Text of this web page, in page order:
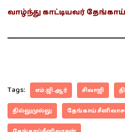
வாழ்ந்து காட்டியவர்
Tags: எம்.ஜி.ஆர் சிவாஜி
தில்லுமுல்லு தேங்காய்